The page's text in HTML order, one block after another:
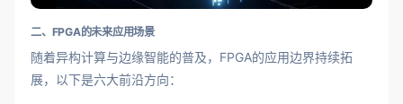
二、FPGA的未来应用场景
随着异构计算与边缘智能的普及，FPGA的应用边界持续拓
展，以下是六大前沿方向：